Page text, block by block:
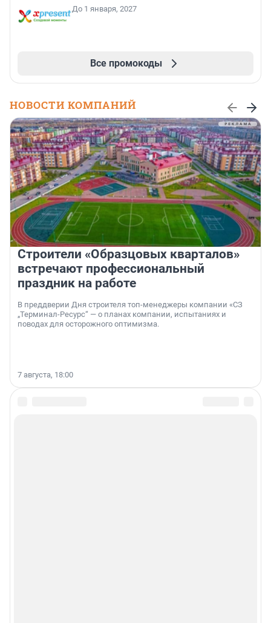
До 1 января, 2027
Все промокоды
НОВОСТИ КОМПАНИЙ
Строители «Образцовых кварталов»
встречают профессиональный
праздник на работе
В преддверии Дня строителя топ-менеджеры компании «СЗ
„Терминал-Ресурс“ — о планах компании, испытаниях и
поводах для осторожного оптимизма.
7 августа, 18:00